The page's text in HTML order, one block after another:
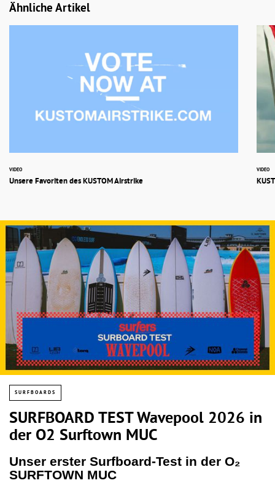
Ähnliche Artikel
VIDEO
Unsere Favoriten des KUSTOM Airstrike
VIDEO
SURFBOARDS
SURFBOARD TEST Wavepool 2026 in
der O2 Surftown MUC
Unser erster Surfboard-Test in der O₂
SURFTOWN MUC